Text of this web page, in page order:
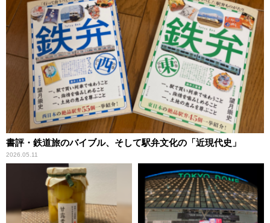
書評・鉄道旅のバイブル、そして駅弁文化の「近現代史」
2026.05.11